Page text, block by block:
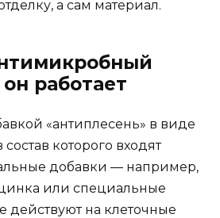
а сам материал.
работает
«антиплесень» в виде
состав которого входят
добавки — например,
или специальные
действуют на клеточные